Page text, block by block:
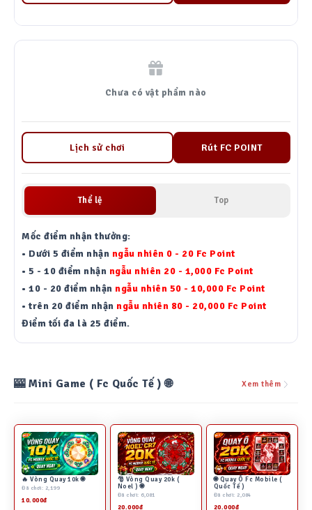
chơi
hoặc
Cham, click hoac bam space de choi
Chưa có vật phẩm nào
Lịch sử chơi Rút FC POINT
Thể lệ Top
Mốc điểm nhận thưởng:
• Dưới 5 điểm nhận ngẫu nhiên 0 - 20 Fc Point
• 5 - 10 điểm nhận ngẫu nhiên 20 - 1,000 Fc Point
• 10 - 20 điểm nhận ngẫu nhiên 50 - 10,000 Fc Point
• trên 20 điểm nhận ngẫu nhiên 80 - 20,000 Fc Point
Điểm tối đa là 25 điểm.
🎰 Mini Game ( Fc Quốc Tế ) 🌐 Xem thêm
🔥 Vòng Quay 10k 🌐
Đã chơi: 2,199
10.000đ
🎅 Vòng Quay 20k (
Noel ) 🌐
Đã chơi: 6,081
20.000đ
🌐 Quay Ô Fc Mobile (
Quốc Tế )
Đã chơi: 2,084
20.000đ